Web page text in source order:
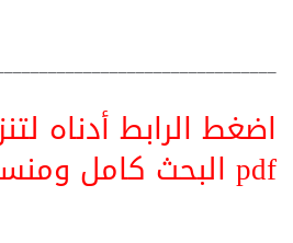
اضغط الرابط أدناه
pdf البحث كامل ومنسق جاهز